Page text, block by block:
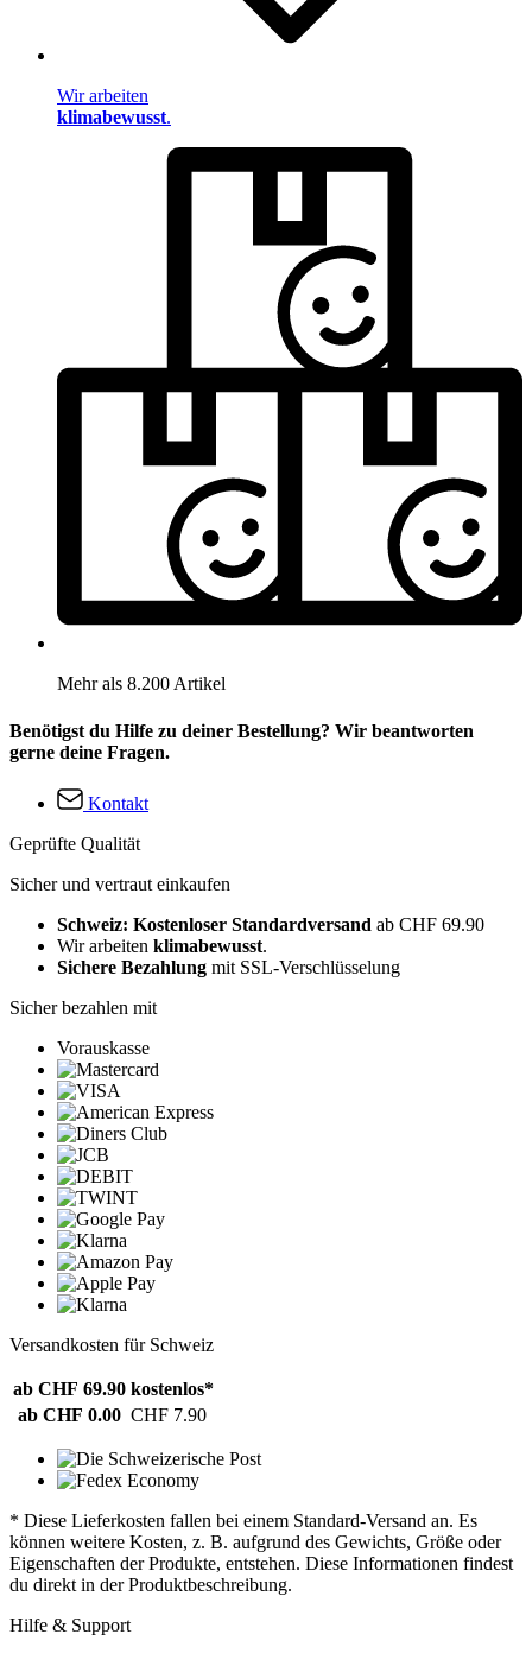
Wir arbeiten
klimabewusst.
Mehr als 8.200 Artikel
Benötigst du Hilfe zu deiner Bestellung? Wir beantworten
gerne deine Fragen.
Kontakt
Geprüfte Qualität
Sicher und vertraut einkaufen
Schweiz: Kostenloser Standardversand ab CHF 69.90
Wir arbeiten klimabewusst.
Sichere Bezahlung mit SSL-Verschlüsselung
Sicher bezahlen mit
Vorauskasse
Versandkosten für Schweiz
ab CHF 69.90 kostenlos*
ab CHF 0.00 CHF 7.90
* Diese Lieferkosten fallen bei einem Standard-Versand an. Es
können weitere Kosten, z. B. aufgrund des Gewichts, Größe oder
Eigenschaften der Produkte, entstehen. Diese Informationen findest
du direkt in der Produktbeschreibung.
Hilfe & Support